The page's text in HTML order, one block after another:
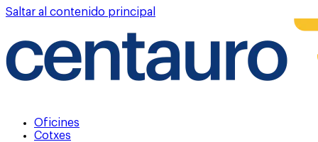
Saltar al contenido principal
Oficines
Cotxes